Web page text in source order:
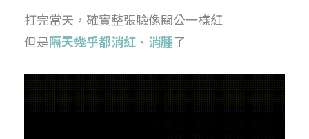
打完當天，確實整張臉像關公一樣紅
但是隔天幾乎都消紅、消腫了